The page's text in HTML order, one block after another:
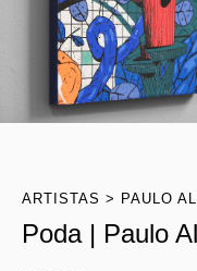
ARTISTAS PAULO
Poda | Paulo